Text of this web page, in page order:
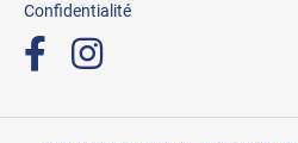
Confidentialité